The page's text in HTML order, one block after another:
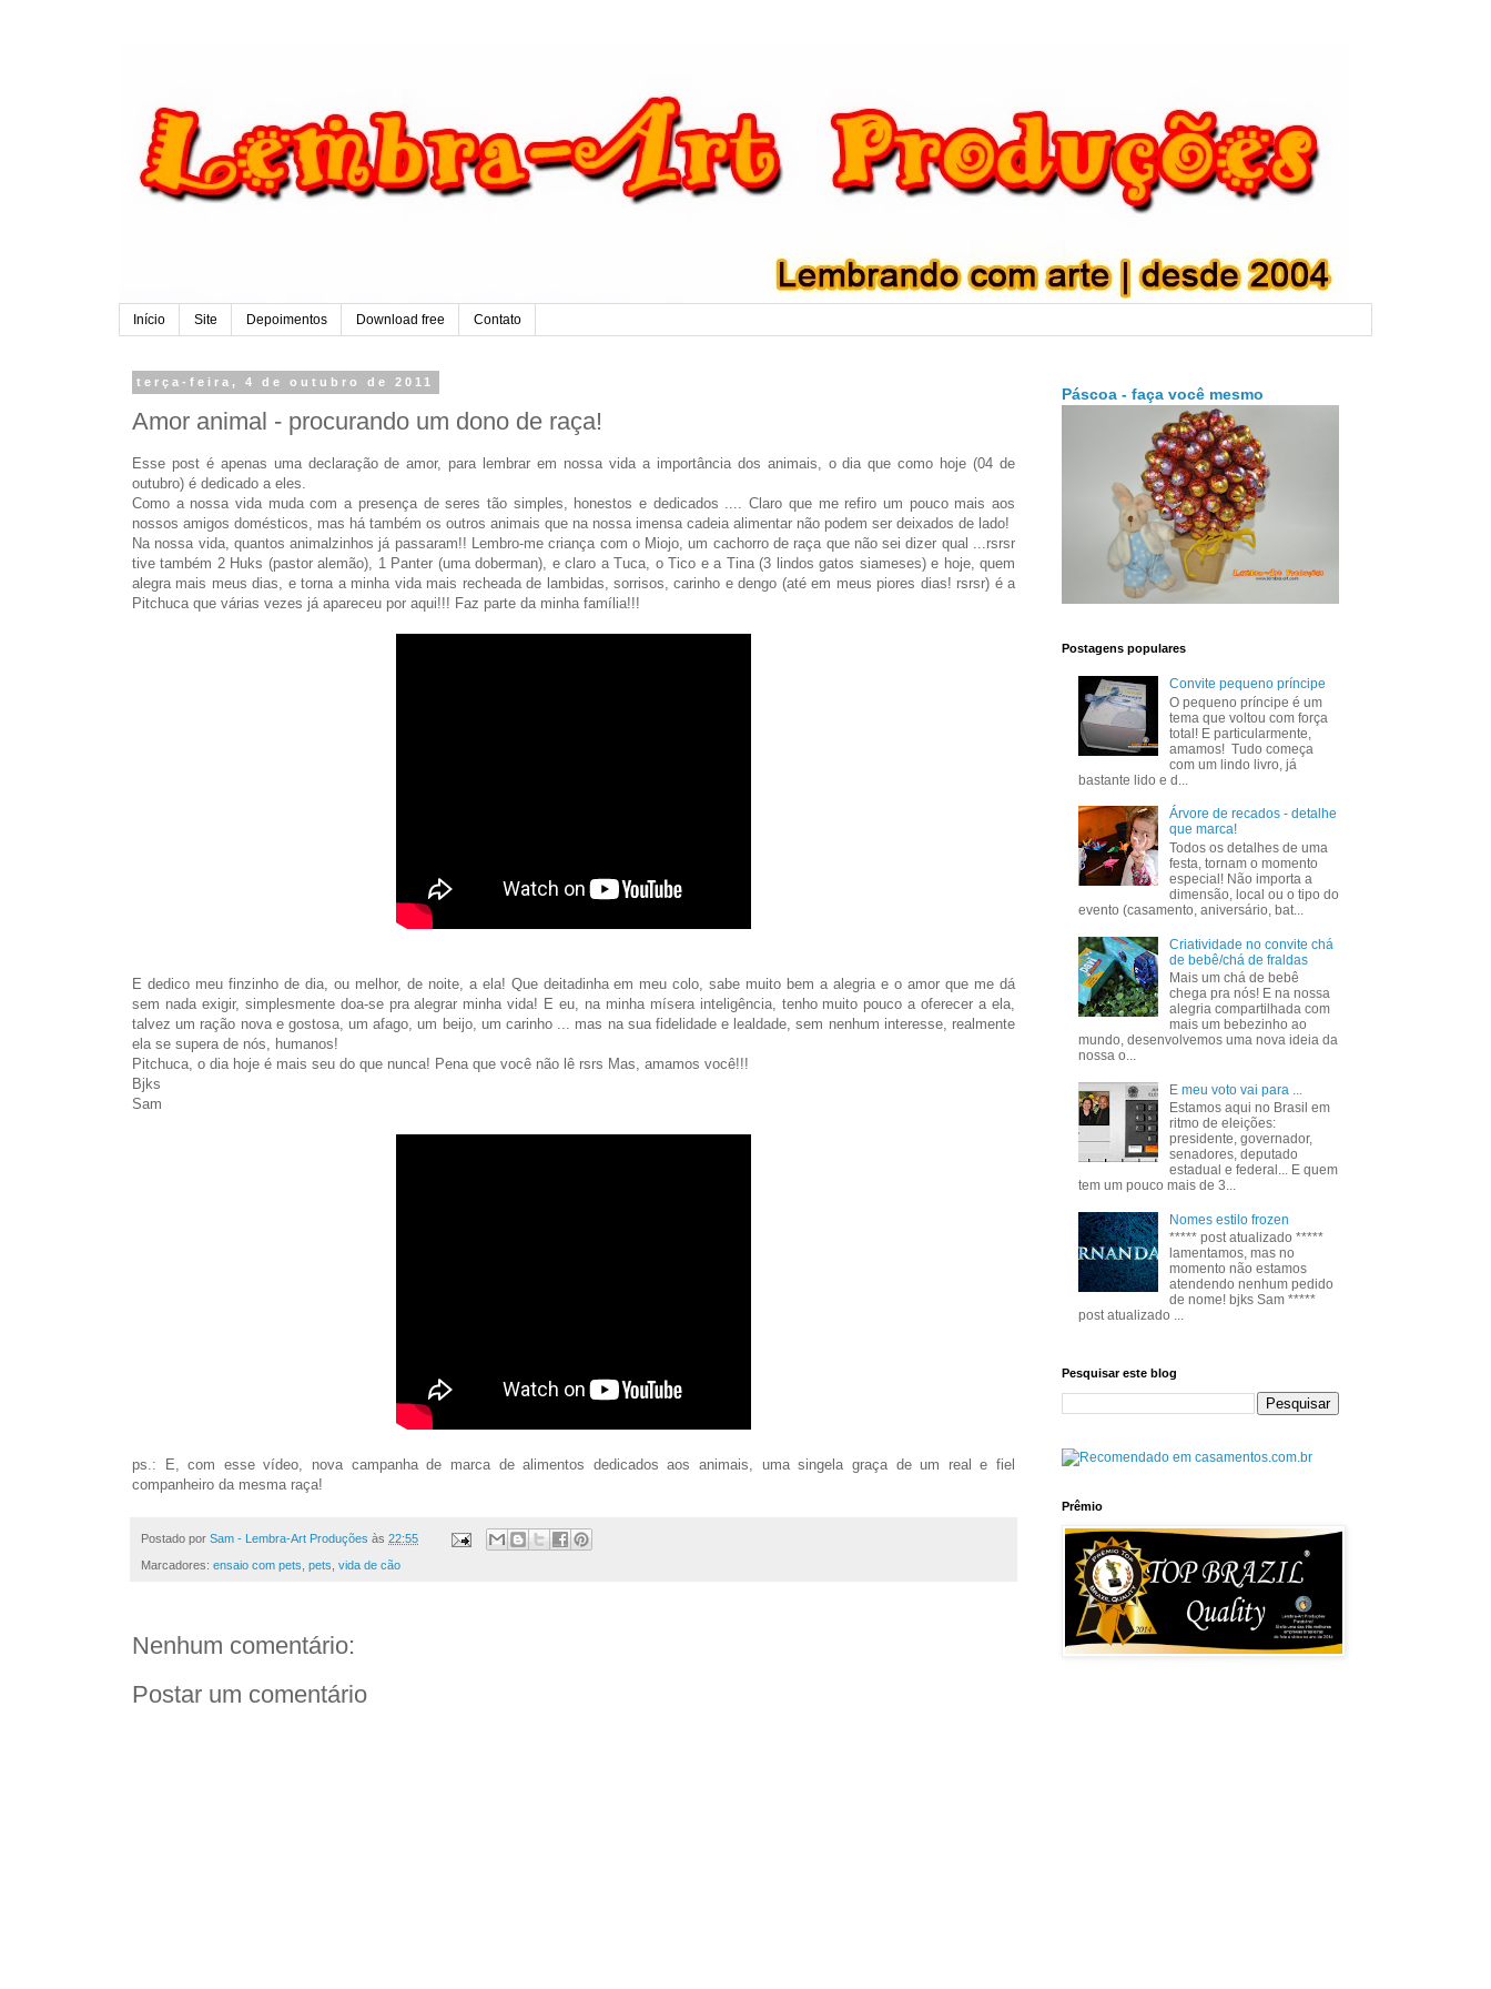
Início Site Depoimentos Download free Contato
terça-feira, 4 de outubro de 2011
Amor animal - procurando um dono de raça!
Esse post é apenas uma declaração de amor, para lembrar em nossa vida a importância dos animais, o dia que como hoje (04 de
outubro) é dedicado a eles.
Como a nossa vida muda com a presença de seres tão simples, honestos e dedicados .... Claro que me refiro um pouco mais aos
nossos amigos domésticos, mas há também os outros animais que na nossa imensa cadeia alimentar não podem ser deixados de lado!
Na nossa vida, quantos animalzinhos já passaram!! Lembro-me criança com o Miojo, um cachorro de raça que não sei dizer qual ...rsrsr
tive também 2 Huks (pastor alemão), 1 Panter (uma doberman), e claro a Tuca, o Tico e a Tina (3 lindos gatos siameses) e hoje, quem
alegra mais meus dias, e torna a minha vida mais recheada de lambidas, sorrisos, carinho e dengo (até em meus piores dias! rsrsr) é a
Pitchuca que várias vezes já apareceu por aqui!!! Faz parte da minha família!!!
E dedico meu finzinho de dia, ou melhor, de noite, a ela! Que deitadinha em meu colo, sabe muito bem a alegria e o amor que me dá
sem nada exigir, simplesmente doa-se pra alegrar minha vida! E eu, na minha mísera inteligência, tenho muito pouco a oferecer a ela,
talvez um ração nova e gostosa, um afago, um beijo, um carinho ... mas na sua fidelidade e lealdade, sem nenhum interesse, realmente
ela se supera de nós, humanos!
Pitchuca, o dia hoje é mais seu do que nunca! Pena que você não lê rsrs Mas, amamos você!!!
Bjks
Sam
ps.: E, com esse vídeo, nova campanha de marca de alimentos dedicados aos animais, uma singela graça de um real e fiel
companheiro da mesma raça!
Postado por Sam - Lembra-Art Produções às 22:55
Marcadores: ensaio com pets, pets, vida de cão
Nenhum comentário:
Postar um comentário
Páscoa - faça você mesmo
Postagens populares
Convite pequeno príncipe
O pequeno príncipe é um
tema que voltou com força
total! E particularmente,
amamos! Tudo começa
com um lindo livro, já
bastante lido e d...
Árvore de recados - detalhe
que marca!
Todos os detalhes de uma
festa, tornam o momento
especial! Não importa a
dimensão, local ou o tipo do
evento (casamento, aniversário, bat...
Criatividade no convite chá
de bebê/chá de fraldas
Mais um chá de bebê
chega pra nós! E na nossa
alegria compartilhada com
mais um bebezinho ao
mundo, desenvolvemos uma nova ideia da
nossa o...
E meu voto vai para ...
Estamos aqui no Brasil em
ritmo de eleições:
presidente, governador,
senadores, deputado
estadual e federal... E quem
tem um pouco mais de 3...
Nomes estilo frozen
***** post atualizado *****
lamentamos, mas no
momento não estamos
atendendo nenhum pedido
de nome! bjks Sam *****
post atualizado ...
Pesquisar este blog
Prêmio